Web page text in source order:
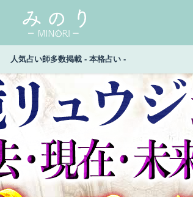
人気占い師多数掲載 - 本格占い -